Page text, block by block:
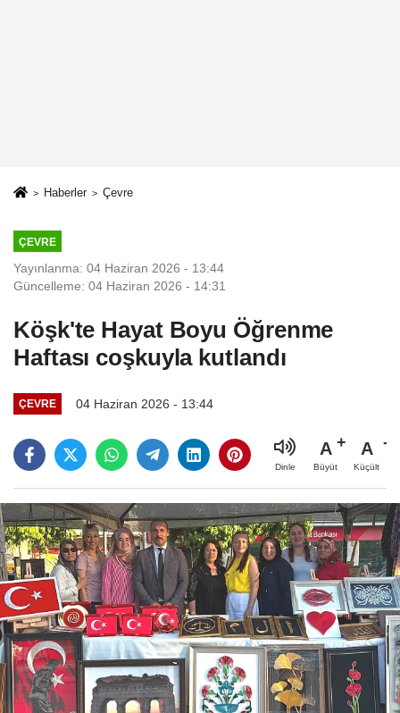
Haberler Çevre
ÇEVRE
Yayınlanma: 04 Haziran 2026 - 13:44
Güncelleme: 04 Haziran 2026 - 14:31
Köşk'te Hayat Boyu Öğrenme
Haftası coşkuyla kutlandı
ÇEVRE 04 Haziran 2026 - 13:44
Dinle
A
Büyüt
A
Küçült